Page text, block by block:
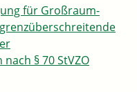
für Großraum-
§ 70 StVZO